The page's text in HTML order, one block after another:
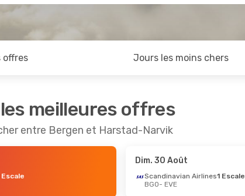
offres Jours les moins chers
meilleures offres
entre Bergen et Harstad-Narvik
Escale
Dim. 30 Août
Scandinavian Airlines1 Escale
BGO- EVE